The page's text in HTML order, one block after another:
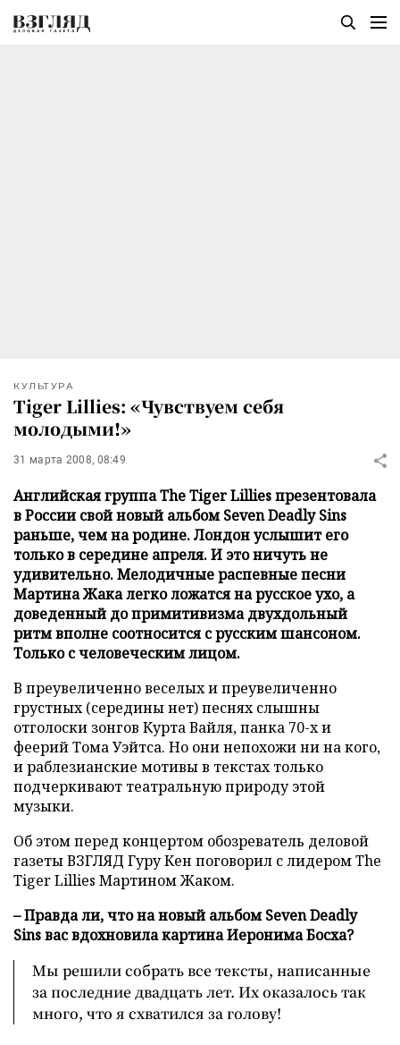
КУЛЬТУРА
Tiger Lillies: «Чувствуем себя
молодыми!»
31 марта 2008, 08:49
Английская группа The Tiger Lillies презентовала
в России свой новый альбом Seven Deadly Sins
раньше, чем на родине. Лондон услышит его
только в середине апреля. И это ничуть не
удивительно. Мелодичные распевные песни
Мартина Жака легко ложатся на русское ухо, а
доведенный до примитивизма двухдольный
ритм вполне соотносится с русским шансоном.
Только с человеческим лицом.
В преувеличенно веселых и преувеличенно
грустных (середины нет) песнях слышны
отголоски зонгов Курта Вайля, панка 70-х и
феерий Тома Уэйтса. Но они непохожи ни на кого,
и раблезианские мотивы в текстах только
подчеркивают театральную природу этой
музыки.
Об этом перед концертом обозреватель деловой
газеты ВЗГЛЯД Гуру Кен поговорил с лидером The
Tiger Lillies Мартином Жаком.
– Правда ли, что на новый альбом Seven Deadly
Sins вас вдохновила картина Иеронима Босха?
Мы решили собрать все тексты, написанные
за последние двадцать лет. Их оказалось так
много, что я схватился за голову!